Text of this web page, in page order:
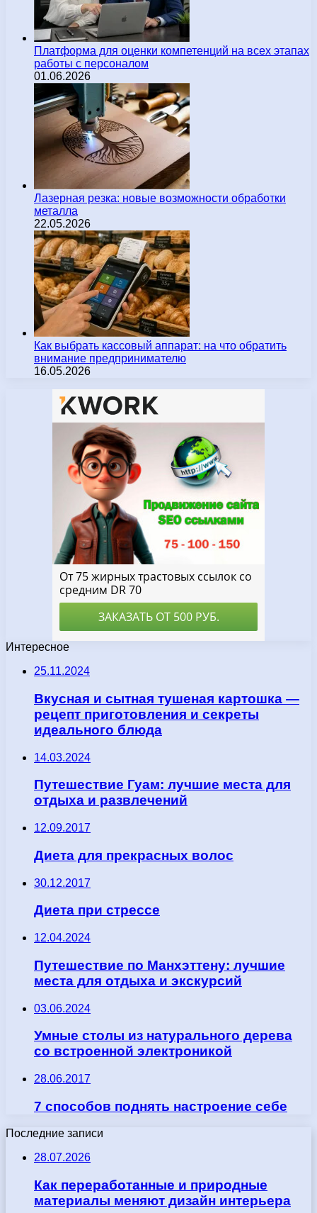
Платформа для оценки компетенций на всех этапах
работы с персоналом
01.06.2026
Лазерная резка: новые возможности обработки
металла
22.05.2026
Как выбрать кассовый аппарат: на что обратить
внимание предпринимателю
16.05.2026
Интересное
25.11.2024
Вкусная и сытная тушеная картошка —
рецепт приготовления и секреты
идеального блюда
14.03.2024
Путешествие Гуам: лучшие места для
отдыха и развлечений
12.09.2017
Диета для прекрасных волос
30.12.2017
Диета при стрессе
12.04.2024
Путешествие по Манхэттену: лучшие
места для отдыха и экскурсий
03.06.2024
Умные столы из натурального дерева
со встроенной электроникой
28.06.2017
7 способов поднять настроение себе
Последние записи
28.07.2026
Как переработанные и природные
материалы меняют дизайн интерьера